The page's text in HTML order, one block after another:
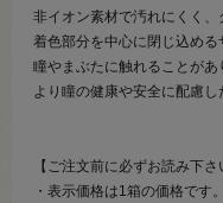
非イオン素材で汚れにくく、
着色部分を中心に閉じ込め
瞳やまぶたに触れることがあ
より瞳の健康や安全に配慮し
【ご注文前に必ずお読み下さ
・表示価格は1箱の価格です。